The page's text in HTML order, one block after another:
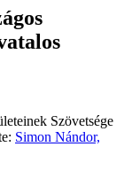
Szövetsége
Simon Nándor,